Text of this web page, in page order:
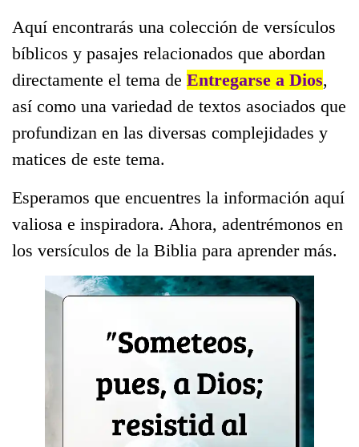
Aquí encontrarás una colección de versículos
bíblicos y pasajes relacionados que abordan
directamente el tema de Entregarse a Dios,
así como una variedad de textos asociados que
profundizan en las diversas complejidades y
matices de este tema.
Esperamos que encuentres la información aquí
valiosa e inspiradora. Ahora, adentrémonos en
los versículos de la Biblia para aprender más.